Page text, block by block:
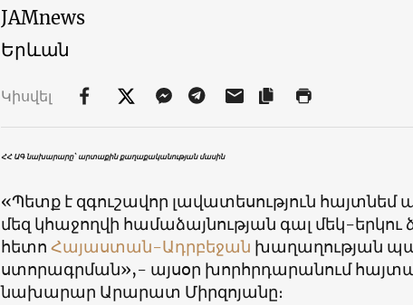
JAMnews
Երևան
Կիսվել
ՀՀ ԱԳ նախարարը` արտաքին քաղաքականության մասին
«Պետք է զգուշավոր լավատեսություն
մեզ կհաջողվի համաձայնության գալ մեկ-երկու
հետո Հայաստան-Ադրբեջան խաղաղության
ստորագրման»,- այսօր խորհրդարանում
նախարար Արարատ Միրզոյանը։